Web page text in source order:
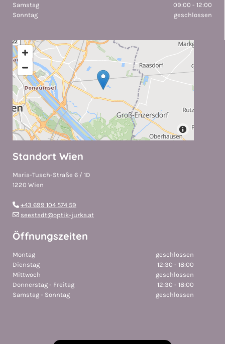
Samstag
09:00 - 12:00
Sonntag
geschlossen
Standort Wien
Maria-Tusch-Straße 6 / 1D
1220 Wien
 +43 699 104 574 59
 seestadt@optik-jurka.at
Öffnungszeiten
Montag
geschlossen
Dienstag
12:30 - 18:00
Mittwoch
geschlossen
Donnerstag - Freitag
12:30 - 18:00
Samstag - Sonntag
geschlossen